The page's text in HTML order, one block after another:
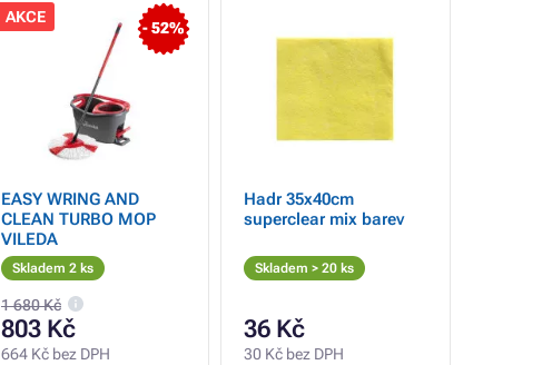
- 52%
AKCE
EASY WRING AND
CLEAN TURBO MOP
VILEDA
Skladem 2 ks
1 680 Kč
803 Kč
664 Kč bez DPH
Hadr 35x40cm
superclear mix barev
Skladem > 20 ks
36 Kč
30 Kč bez DPH